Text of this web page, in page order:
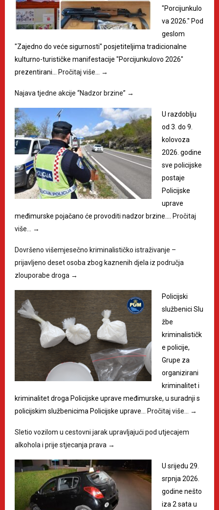
"Porcijunkulo
va 2026." Pod
geslom
"Zajedno do veće sigurnosti" posjetiteljima tradicionalne
kulturno-turističke manifestacije "Porcijunkulovo 2026"
prezentirani…
Pročitaj više… →
Najava tjedne akcije “Nadzor brzine” →
U razdoblju
od 3. do 9.
kolovoza
2026. godine
sve policijske
postaje
Policijske
uprave
međimurske pojačano će provoditi nadzor brzine.…
Pročitaj
više…
→
Dovršeno višemjesečno kriminalističko istraživanje –
prijavljeno deset osoba zbog kaznenih djela iz područja
zlouporabe droga →
Policijski
službenici Slu
žbe
kriminalističk
e policije,
Grupe za
organizirani
kriminalitet i
kriminalitet droga Policijske uprave međimurske, u suradnji s
policijskim službenicima Policijske uprave…
Pročitaj više… →
Sletio vozilom u cestovni jarak upravljajući pod utjecajem
alkohola i prije stjecanja prava →
U srijedu 29.
srpnja 2026.
godine nešto
iza 2 sata u